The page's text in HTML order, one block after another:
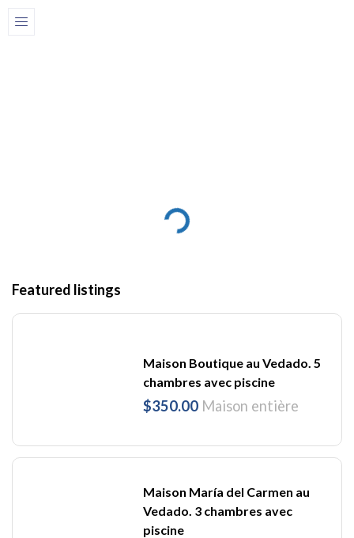
La maison
Featured listings
Maison Boutique au Vedado. 5
chambres avec piscine
$350.00 Maison entière
Maison María del Carmen au
Vedado. 3 chambres avec
piscine